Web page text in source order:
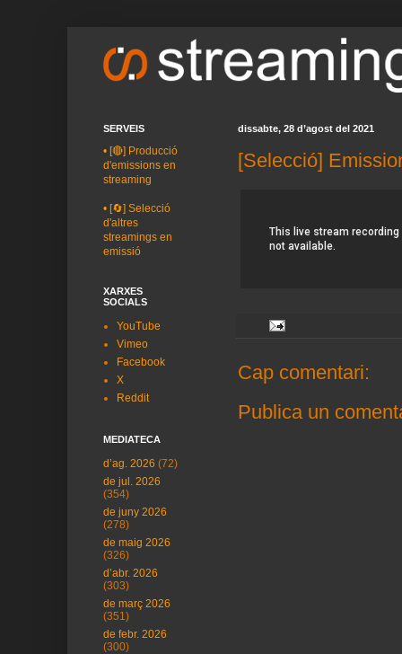
dissabte, 28 d’agost del 2021
[Selecció]
Cap comentari:
Publica un
SERVEIS
• [🔴] Producció
d'emissions en
streaming
• [🔄] Selecció
d'altres
streamings en
emissió
XARXES
SOCIALS
YouTube
Vimeo
Facebook
X
Reddit
MEDIATECA
d’ag. 2026 (72)
de jul. 2026
(354)
de juny 2026
(278)
de maig 2026
(326)
d’abr. 2026
(303)
de març 2026
(351)
de febr. 2026
(300)